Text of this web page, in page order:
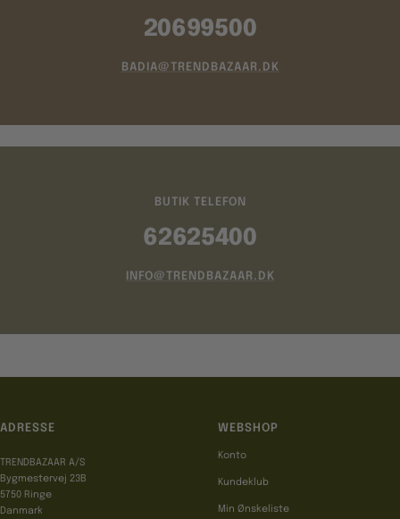
20699500
BADIA@TRENDBAZAAR.DK
BUTIK TELEFON
62625400
INFO@TRENDBAZAAR.DK
ADRESSE
TRENDBAZAAR A/S
Bygmestervej 23B
5750 Ringe
Danmark
WEBSHOP
Konto
Kundeklub
Min Ønskeliste